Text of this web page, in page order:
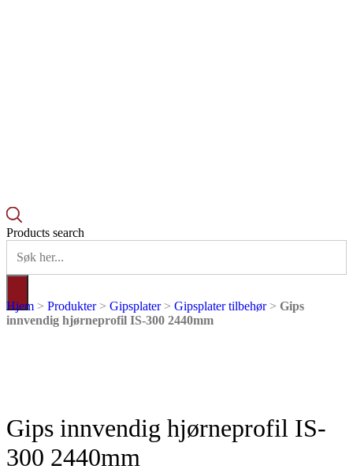
Products search
Hjem > Produkter> Gipsplater> Gipsplater tilbehør> Gips
innvendig hjørneprofil IS-300 2440mm
Gips innvendig hjørneprofil IS-
300 2440mm